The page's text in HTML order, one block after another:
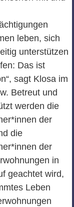
leben, sich
unterstützen
Das ist
sagt Klosa im
Betreut und
werden die
der
die
der
in
geachtet wird,
Leben